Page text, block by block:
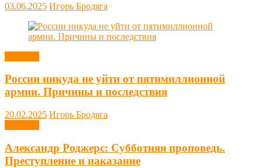
03.06.2025 Игорь Бродяга
России никуда не уйти от пятимиллионной
армии. Причины и последствия
20.02.2025 Игорь Бродяга
Александр Роджерс: Субботняя проповедь.
Преступление и наказание